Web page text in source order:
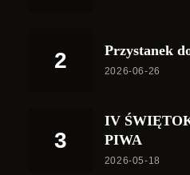
Przystanek
2026-06-26
IV
PIWA
2026-05-18